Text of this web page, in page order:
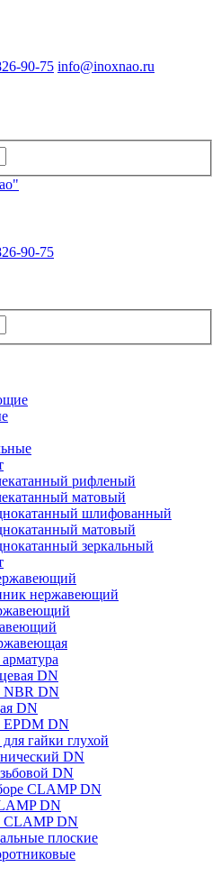
90-75 info@inoxnao.ru
90-75
рифленый
матовый
шлифованный
матовый
зеркальный
нержавеющий
DN
NBR DN
DN
EPDM DN
гайки глухой
DN
DN
CLAMP DN
DN
CLAMP DN
плоские